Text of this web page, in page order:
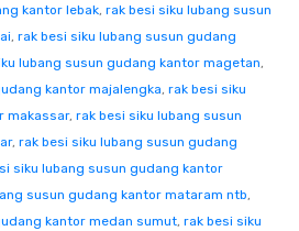
kantor lebak, rak besi siku lubang susun
, rak besi siku lubang susun gudang
lubang susun gudang kantor magetan,
kantor majalengka, rak besi siku
makassar, rak besi siku lubang susun
, rak besi siku lubang susun gudang
siku lubang susun gudang kantor
susun gudang kantor mataram ntb,
kantor medan sumut, rak besi siku